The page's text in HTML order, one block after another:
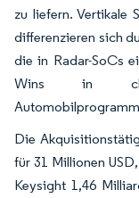
zu liefern. Vertikale
differenzieren sich
die in Radar-SoCs
Wins in
Die
für 31 Millionen
Keysight 1,46